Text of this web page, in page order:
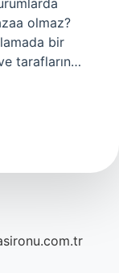
olmaz?
bir
tarafların…